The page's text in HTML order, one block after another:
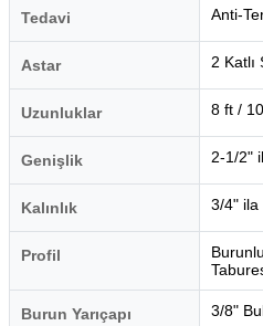
Tedavi Anti-
Astar 2 Katlı
Uzunluklar 8 ft /
Genişlik 2-1/2"
Kalınlık 3/4" ila
Profil
Burun Yarıçapı 3/8"